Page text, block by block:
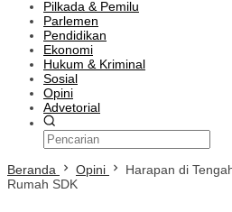
Pilkada & Pemilu
Parlemen
Pendidikan
Ekonomi
Hukum & Kriminal
Sosial
Opini
Advetorial
Beranda Opini
Harapan di
Rumah SDK